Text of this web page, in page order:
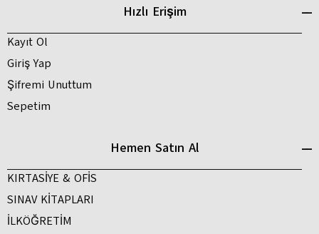
Hızlı Erişim
Kayıt Ol
Giriş Yap
Şifremi Unuttum
Sepetim
Hemen Satın Al
KIRTASİYE & OFİS
SINAV KİTAPLARI
İLKÖĞRETİM